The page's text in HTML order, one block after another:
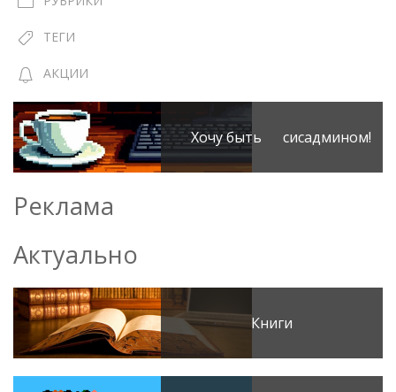
ТЕГИ
АКЦИИ
Хочу быть сисадмином!
Реклама
Актуально
Книги